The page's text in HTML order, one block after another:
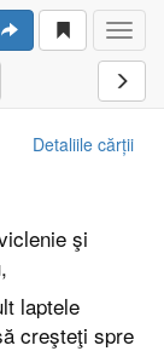
Detaliile cărții
şi
laptele
creşteţi spre